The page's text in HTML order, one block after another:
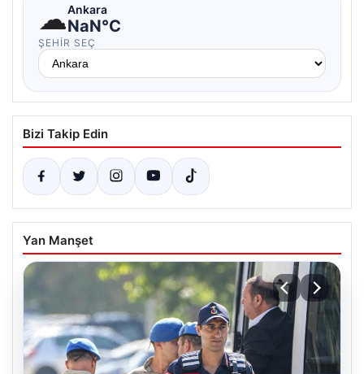
☁Ankara
NaN°C
ŞEHIR SEÇ
Bizi Takip Edin
Yan Manşet